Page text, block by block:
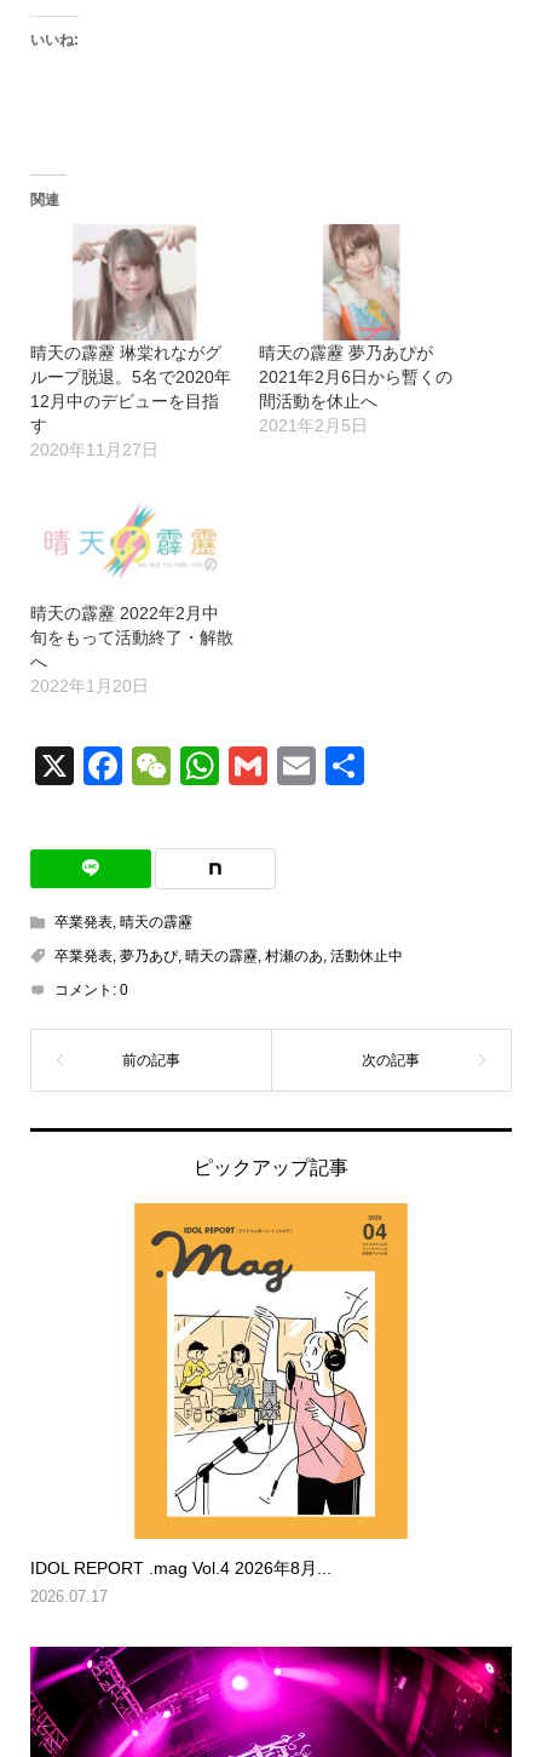
いいね:
関連
晴天の霹靂 琳棠れながグ
ループ脱退。5名で2020年
12月中のデビューを目指
す
2020年11月27日
晴天の霹靂 夢乃あぴが
2021年2月6日から暫くの
間活動を休止へ
2021年2月5日
晴天の霹靂 2022年2月中
旬をもって活動終了・解散
へ
2022年1月20日
X Facebook
WeChat
WhatsApp
Gmail
Email
共
卒業発表, 晴天の霹靂
卒業発表, 夢乃あぴ, 晴天の霹靂, 村瀬のあ 活動休止中
コメント: 0
ピックアップ記事
IDOL REPORT .mag Vol.4 2026年8月...
2026.07.17